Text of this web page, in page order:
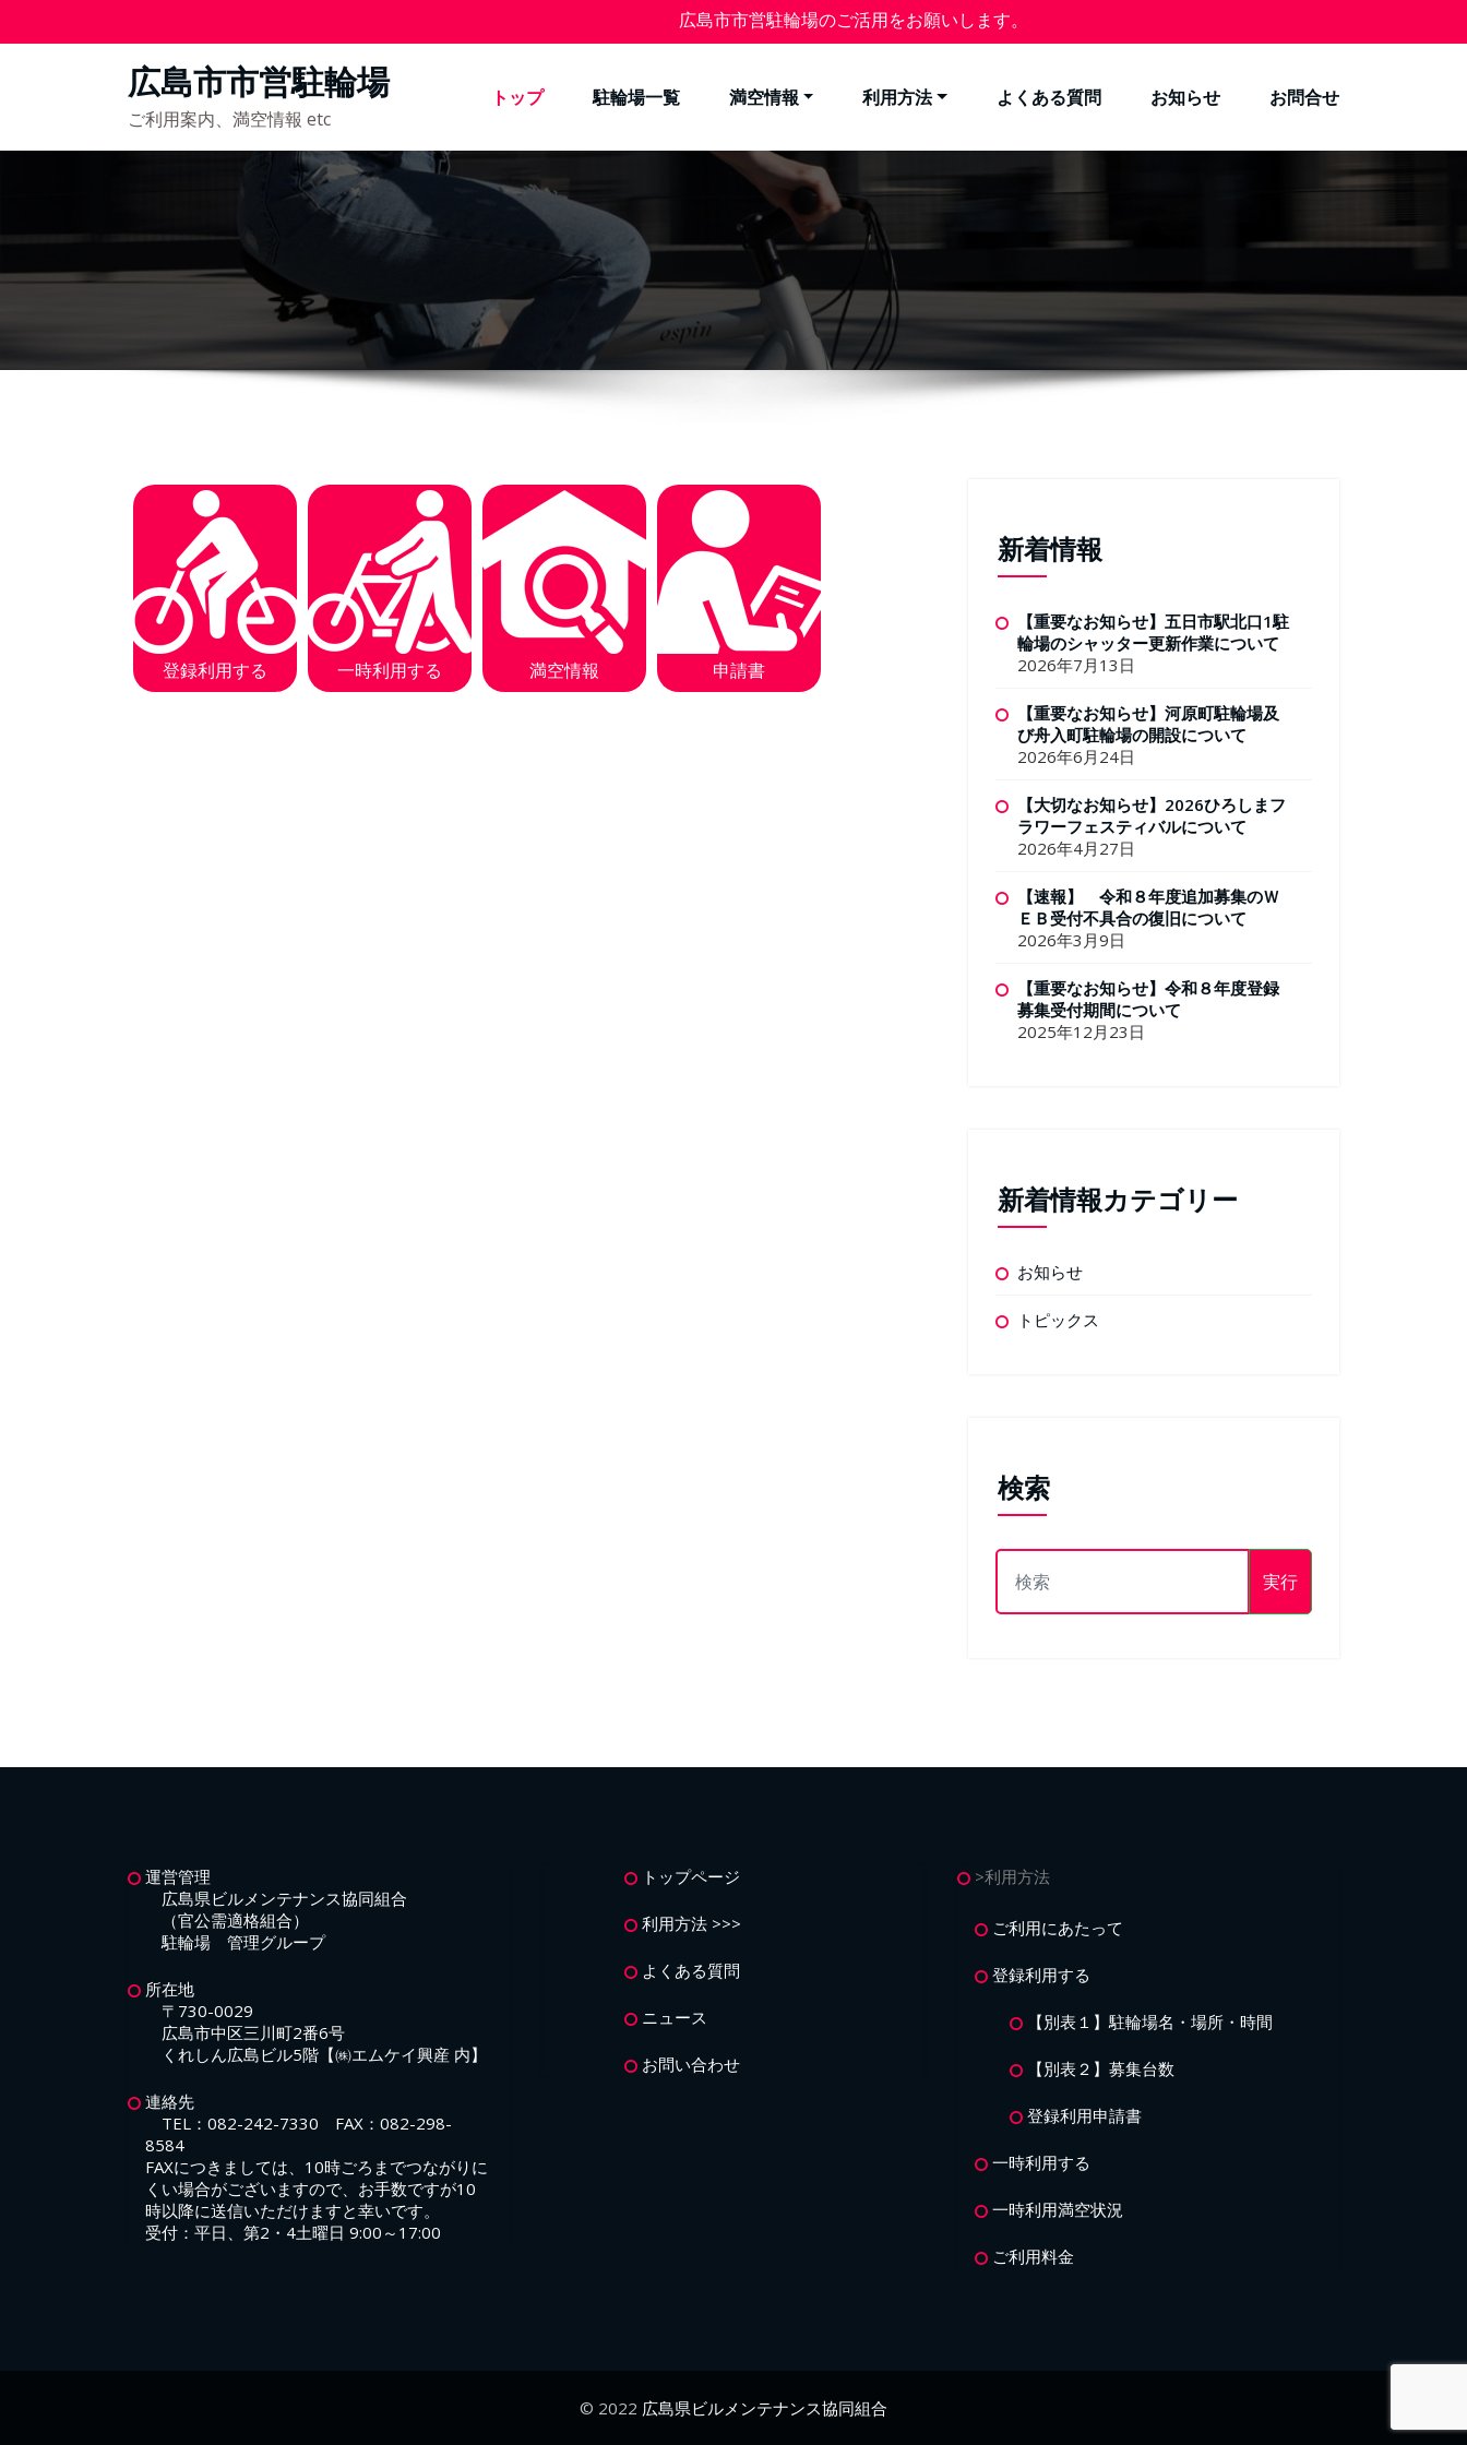
ン
ツ
ッ
広島市市営駐輪場のご活用をお願いします。
広島市市営駐輪場
ご利用案内、満空情報 etc
トップ 駐輪場一覧 満空情報 利用方法 よくある質問 お知らせ お問合せ
登録利用する 一時利用する 満空情報 申請書
新着情報
【重要なお知らせ】五日市駅北口1駐
輪場のシャッター更新作業について
2026年7月13日
【重要なお知らせ】河原町駐輪場及
び舟入町駐輪場の開設について
2026年6月24日
【大切なお知らせ】2026ひろしまフ
ラワーフェスティバルについて
2026年4月27日
【速報】 令和８年度追加募集のＷ
ＥＢ受付不具合の復旧について
2026年3月9日
【重要なお知らせ】令和８年度登録
募集受付期間について
2025年12月23日
新着情報カテゴリー
お知らせ
トピックス
検索
実行
運営管理
広島県ビルメンテナンス協同組合
（官公需適格組合）
駐輪場 管理グループ
所在地
〒730-0029
広島市中区三川町2番6号
くれしん広島ビル5階【㈱エムケイ興産 内】
連絡先
TEL： 082-242-7330 FAX：082-298-
8584
FAXにつきましては、10時ごろまでつながりに
くい場合がございますので、お手数ですが10
時以降に送信いただけますと幸いです。
受付：平日、第2・4土曜日 9:00～17:00
トップページ
利用方法 >>>
よくある質問
ニュース
お問い合わせ
>利用方法
ご利用にあたって
登録利用する
【別表１】駐輪場名・場所・時間
【別表２】募集台数
登録利用申請書
一時利用する
一時利用満空状況
ご利用料金
© 2022 広島県ビルメンテナンス協同組合